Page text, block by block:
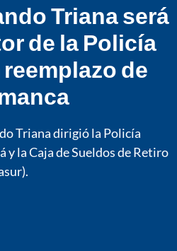
Triana será
de la Policía
de
Triana dirigió la Policía
la Caja de Sueldos de Retiro